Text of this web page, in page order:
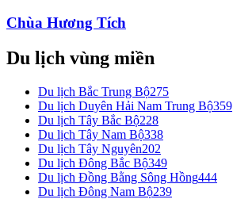
Chùa Hương Tích
Du lịch vùng miền
Du lịch Bắc Trung Bộ275
Du lịch Duyên Hải Nam Trung Bộ359
Du lịch Tây Bắc Bộ228
Du lịch Tây Nam Bộ338
Du lịch Tây Nguyên202
Du lịch Đông Bắc Bộ349
Du lịch Đồng Bằng Sông Hồng444
Du lịch Đông Nam Bộ239